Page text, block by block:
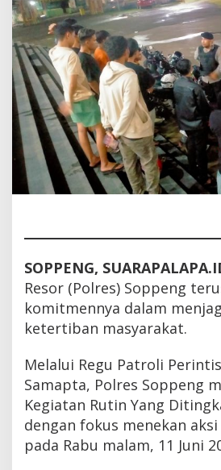
SOPPENG,
Resor (Polres) Soppeng
komitmennya dalam
ketertiban masyarakat.
Melalui Regu Patroli
Samapta, Polres Soppeng
Kegiatan Rutin Yang
dengan fokus menekan
pada Rabu malam, 11 Juni